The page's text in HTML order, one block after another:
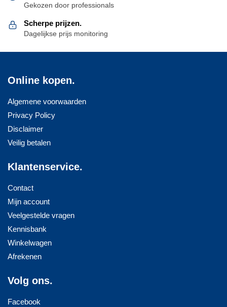
Gekozen door professionals
Scherpe prijzen.
Dagelijkse prijs monitoring
Online kopen.
Algemene voorwaarden
Privacy Policy
Disclaimer
Veilig betalen
Klantenservice.
Contact
Mijn account
Veelgestelde vragen
Kennisbank
Winkelwagen
Afrekenen
Volg ons.
Facebook